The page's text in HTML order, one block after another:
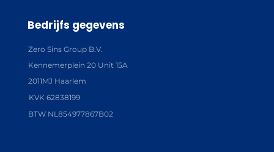
Bedrijfs gegevens
Zero Sins Group B.V.
Kennemerplein 20 Unit 15A
2011MJ Haarlem
KVK 62838199
BTW NL854977867B02